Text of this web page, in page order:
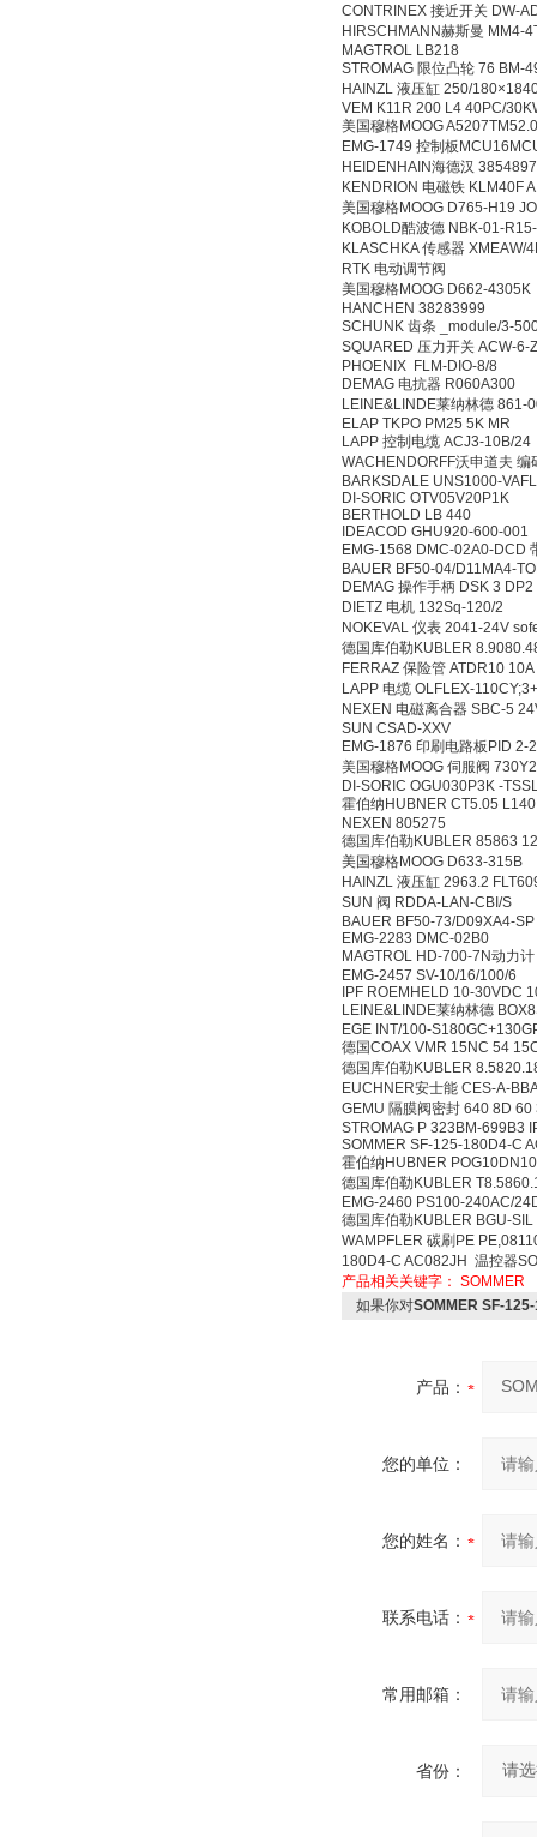
CONTRINEX 接近开关
HIRSCHMANN赫斯曼
MAGTROL LB218
STROMAG 限位凸轮 76
HAINZL 液压缸 250/
VEM K11R 200 L4
美国穆格MOOG
EMG-1749 控制板
HEIDENHAIN海德汉
KENDRION 电磁铁
美国穆格MOOG D765-
KOBOLD酷波德 NBK-
KLASCHKA 传感器
RTK 电动调节阀
美国穆格MOOG
HANCHEN
SCHUNK 齿条
SQUARED 压力开关
PHOENIX FLM-DIO-
DEMAG 电抗器
LEINE&LINDE莱纳林德
ELAP TKPO PM25 5K
LAPP 控制电缆 ACJ3-
WACHENDORFF沃申道
BARKSDALE
DI-SORIC
BERTHOLD LB 440
IDEACOD GHU920-
EMG-1568 DMC-02A0-
BAUER BF50-04/
DEMAG 操作手柄
DIETZ 电机 132Sq-
NOKEVAL 仪表 2041-
德国库伯勒KUBLER
FERRAZ 保险管
LAPP 电缆 OLFLEX-
NEXEN 电磁离合器
SUN CSAD-XXV
EMG-1876 印刷电路板
美国穆格MOOG 伺服阀
DI-SORIC
霍伯纳HUBNER CT5.05
NEXEN 805275
德国库伯勒KUBLER
美国穆格MOOG
HAINZL 液压缸 2963.2
SUN 阀 RDDA-LAN-
BAUER BF50-73/
EMG-2283 DMC-
MAGTROL HD-700-
EMG-2457 SV-10/16/
IPF ROEMHELD 10-
LEINE&LINDE莱纳林德
EGE INT/100-
德国COAX VMR 15NC
德国库伯勒KUBLER
EUCHNER安士能 CES-
GEMU 隔膜阀密封 640
STROMAG P 323BM-
SOMMER SF-125-
霍伯纳HUBNER
德国库伯勒KUBLER
EMG-2460 PS100-
德国库伯勒KUBLER
WAMPFLER 碳刷PE
180D4-C AC082JH 温控器
产品相关关键字： SOMMER
如果你对SOMMER SF-
产品：
您的单位：
您的姓名：
联系电话：
常用邮箱：
省份：